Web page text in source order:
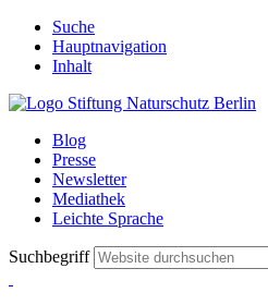
Suche
Hauptnavigation
Inhalt
Blog
Presse
Newsletter
Mediathek
Leichte Sprache
Suchbegriff